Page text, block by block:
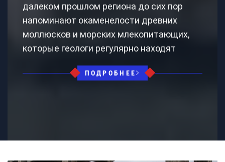
далеком прошлом региона до сих пор
напоминают окаменелости древних
моллюсков и морских млекопитающих,
которые геологи регулярно находят
ПОДРОБНЕЕ